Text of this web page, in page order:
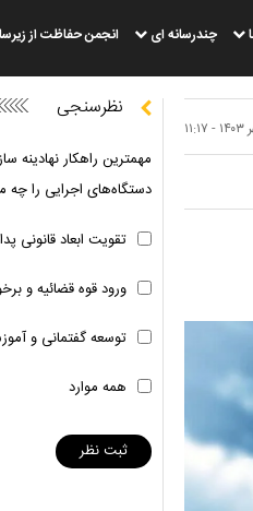
چندرسانه ای انجمن حفاظت از
نظرسنجی
مهمترین راهکار نهادینه
دستگاه‌های اجرایی را چه
تقویت ابعاد قانونی
ورود قوه قضائیه و
توسعه گفتمانی و
همه موارد